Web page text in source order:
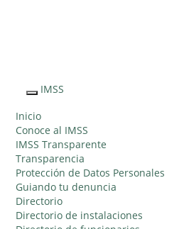
Interruptor
Navegación
IMSS
Inicio
Conoce al IMSS
IMSS Transparente
Transparencia
Protección de Datos Personales
Guiando tu denuncia
Directorio
Directorio de instalaciones